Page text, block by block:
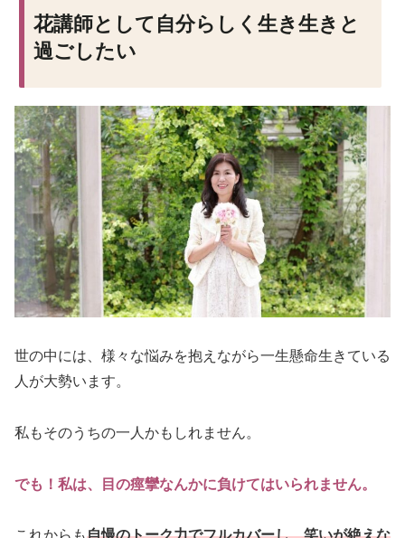
花講師として自分らしく生き生きと
過ごしたい
世の中には、様々な悩みを抱えながら一生懸命生きている
人が大勢います。
私もそのうちの一人かもしれません。
でも！私は、目の痙攣なんかに負けてはいられません。